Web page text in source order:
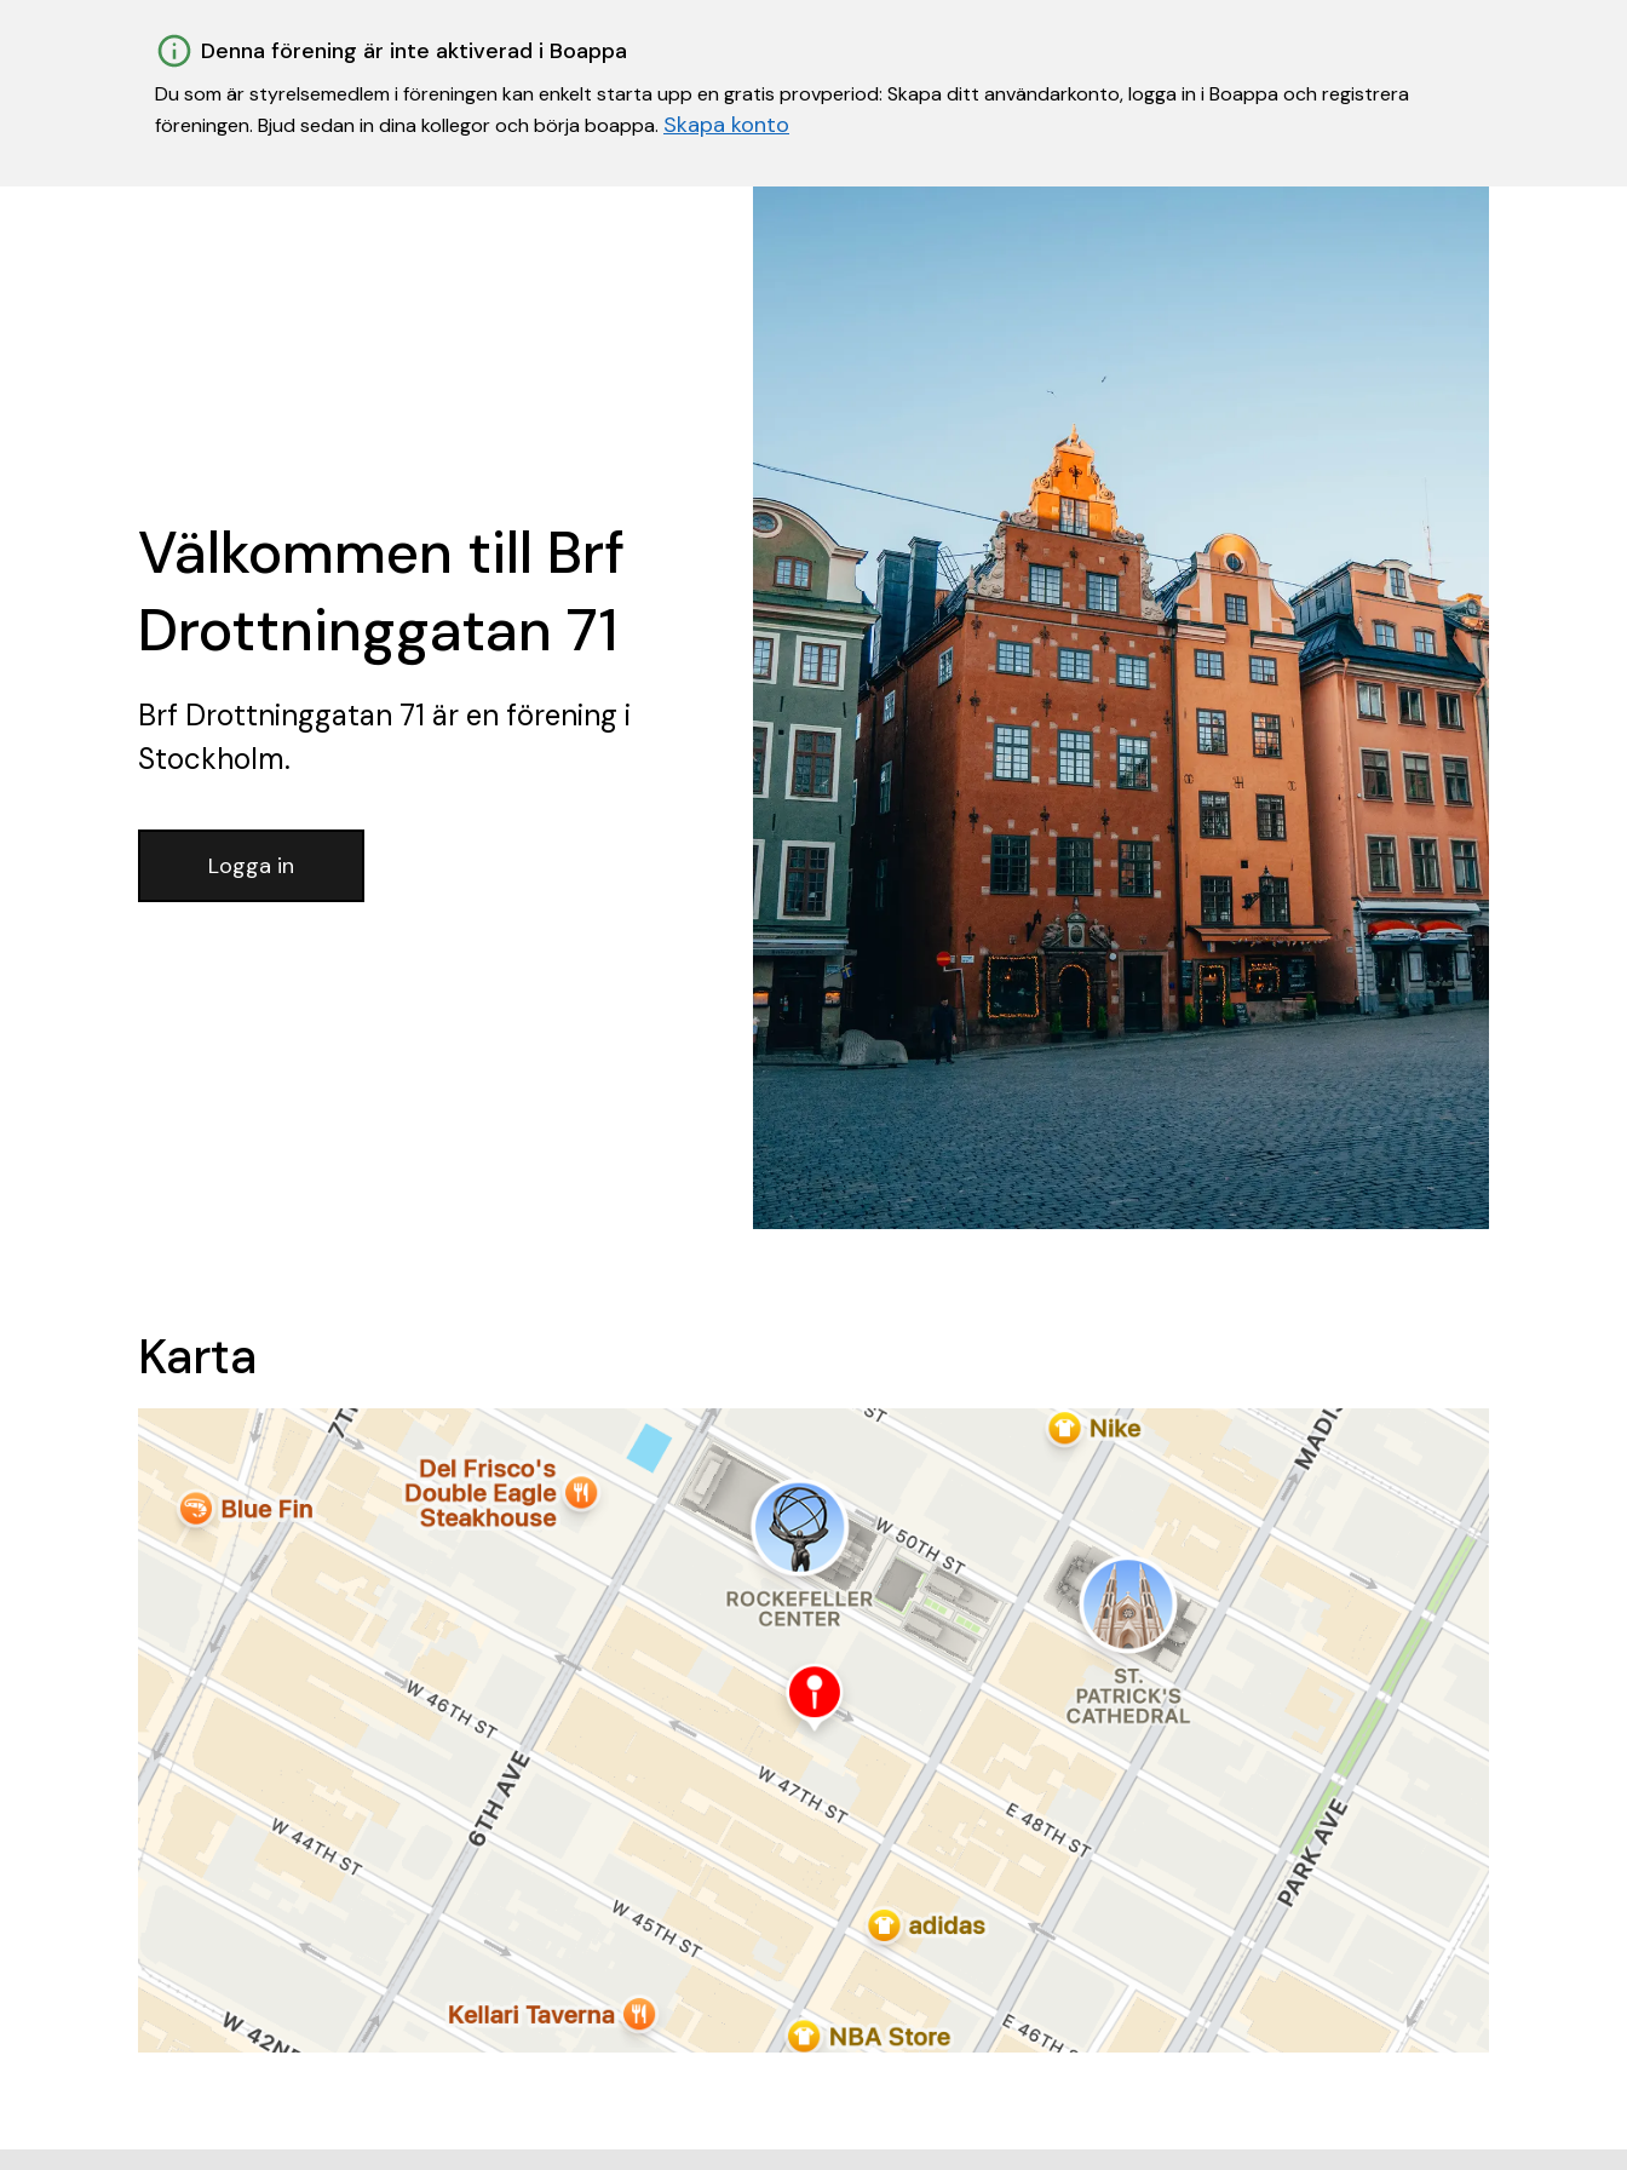
Denna förening är inte aktiverad i Boappa
Du som är styrelsemedlem i föreningen kan enkelt starta upp en gratis provperiod: Skapa ditt användarkonto, logga in i Boappa och registrera
föreningen. Bjud sedan in dina kollegor och börja boappa. Skapa konto
Välkommen till Brf
Drottninggatan 71
Brf Drottninggatan 71 är en förening i
Stockholm.
Logga in
Karta